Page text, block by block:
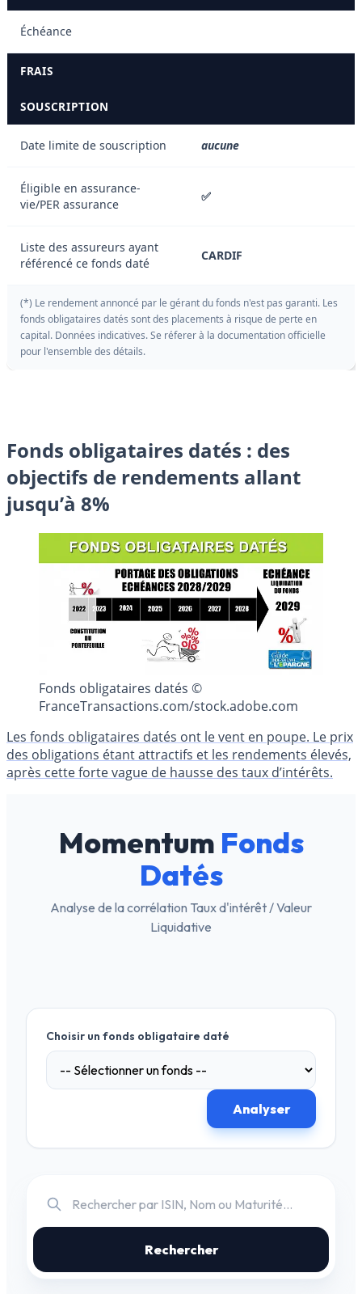
Échéance
FRAIS
SOUSCRIPTION
Date limite de souscription aucune
Éligible en assurance-
vie/PER assurance
✅
Liste des assureurs ayant
référencé ce fonds daté
CARDIF
(*) Le rendement annoncé par le gérant du fonds n'est pas garanti. Les
fonds obligataires datés sont des placements à risque de perte en
capital. Données indicatives. Se réferer à la documentation officielle
pour l'ensemble des détails.
Fonds obligataires datés : des
objectifs de rendements allant
jusqu’à 8%
Fonds obligataires datés ©
FranceTransactions.com/stock.adobe.com
Les fonds obligataires datés ont le vent en poupe. Le prix
des obligations étant attractifs et les rendements élevés,
après cette forte vague de hausse des taux d’intérêts.